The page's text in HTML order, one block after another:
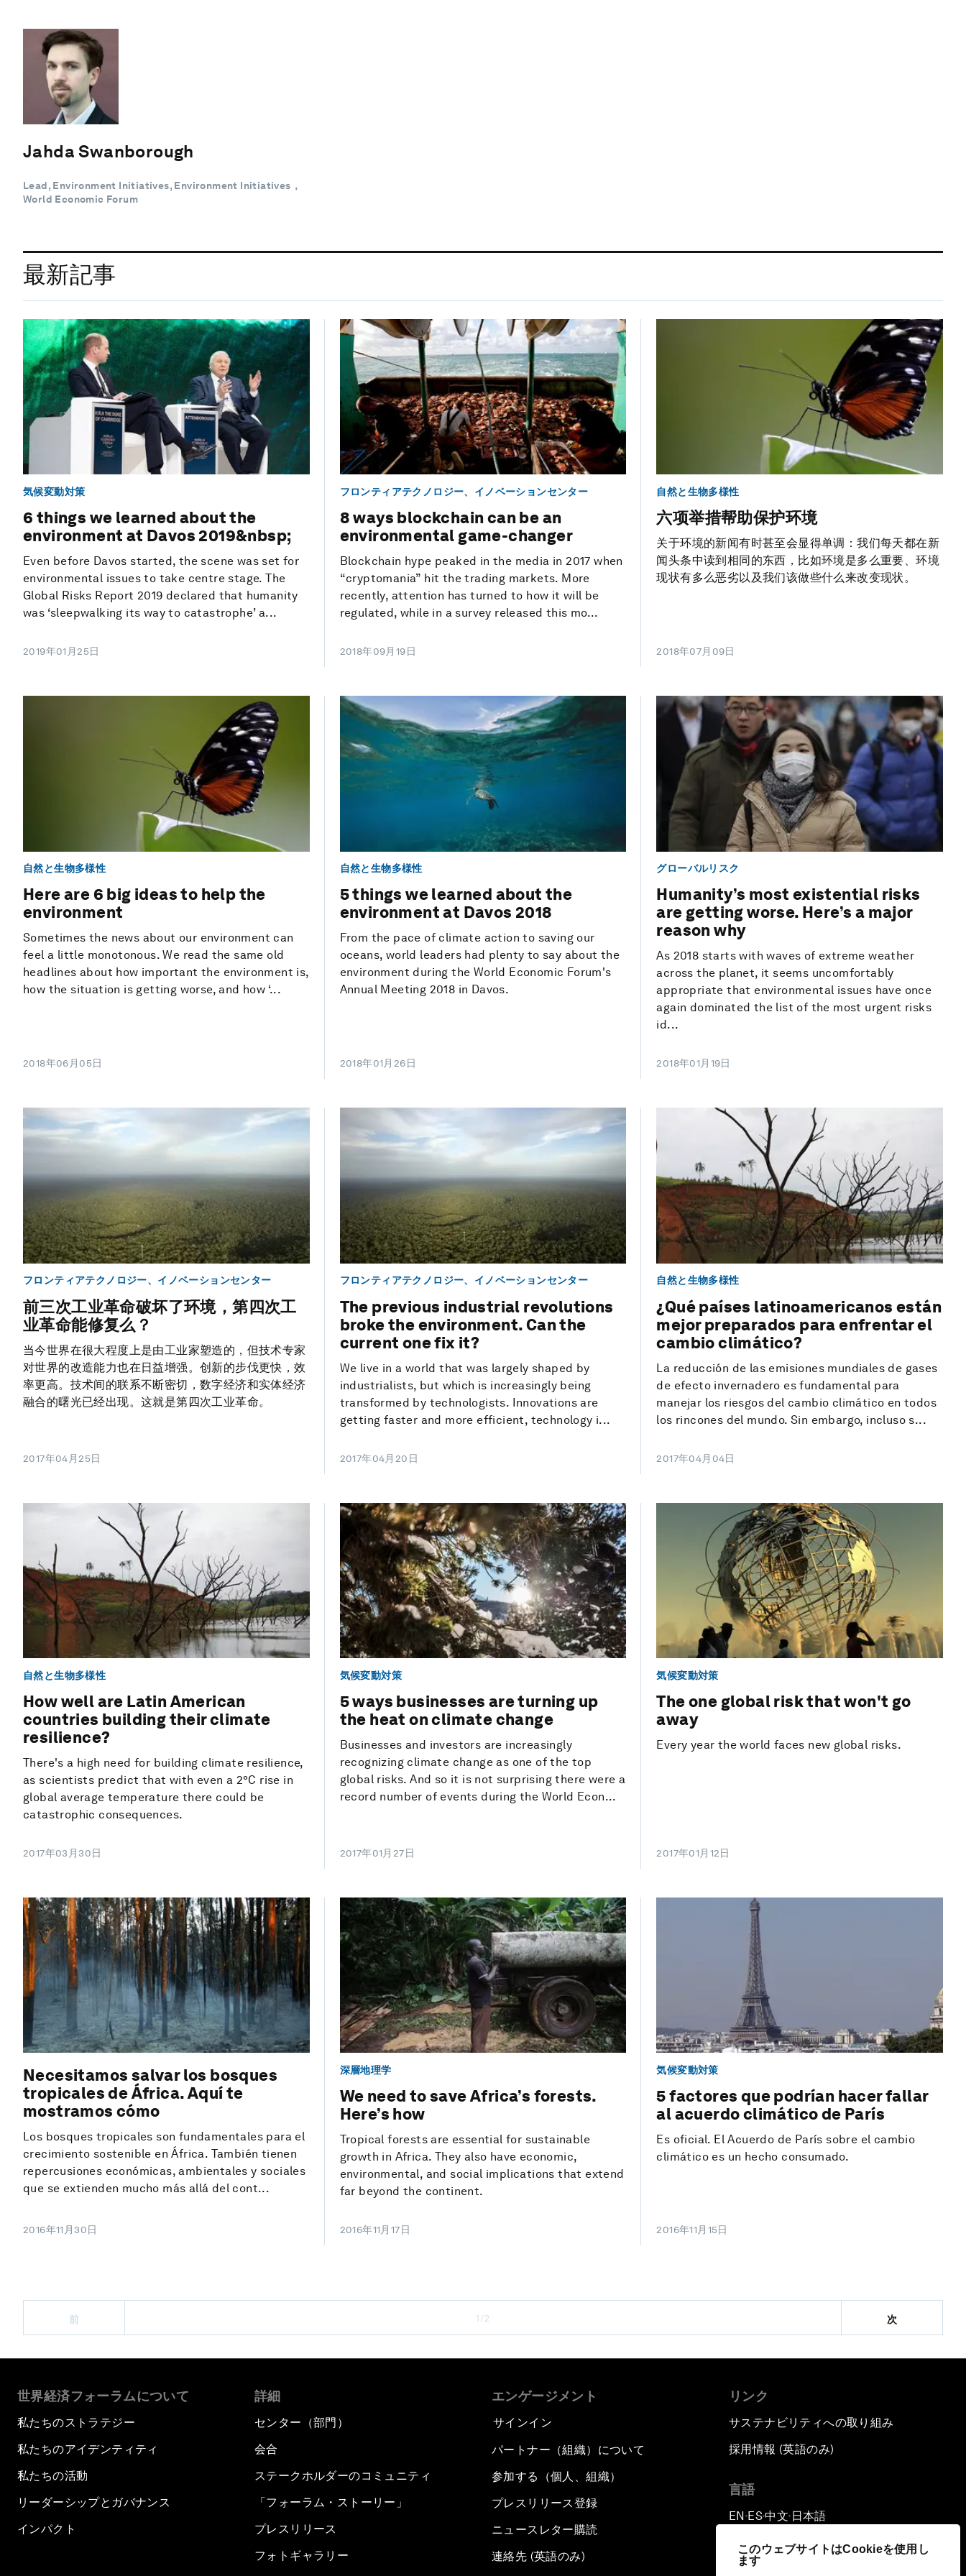
このウェブサイトはCookieを使用し
ます
Jahda Swanborough
Lead, Environment Initiatives, Environment Initiatives，
World Economic Forum
最新記事
気候変動対策
6 things we learned about the
environment at Davos 2019&nbsp;
Even before Davos started, the scene was set for
environmental issues to take centre stage. The
Global Risks Report 2019 declared that humanity
was ‘sleepwalking its way to catastrophe’ a...
2019年01月25日
フロンティアテクノロジー、イノベーションセンター
8 ways blockchain can be an
environmental game-changer
Blockchain hype peaked in the media in 2017 when
“cryptomania” hit the trading markets. More
recently, attention has turned to how it will be
regulated, while in a survey released this mo...
2018年09月19日
自然と生物多様性
六项举措帮助保护环境
关于环境的新闻有时甚至会显得单调：我们每天都在新
闻头条中读到相同的东西，比如环境是多么重要、环境
现状有多么恶劣以及我们该做些什么来改变现状。
2018年07月09日
自然と生物多様性
Here are 6 big ideas to help the
environment
Sometimes the news about our environment can
feel a little monotonous. We read the same old
headlines about how important the environment is,
how the situation is getting worse, and how ‘...
2018年06月05日
自然と生物多様性
5 things we learned about the
environment at Davos 2018
From the pace of climate action to saving our
oceans, world leaders had plenty to say about the
environment during the World Economic Forum's
Annual Meeting 2018 in Davos.
2018年01月26日
グローバルリスク
Humanity’s most existential risks
are getting worse. Here’s a major
reason why
As 2018 starts with waves of extreme weather
across the planet, it seems uncomfortably
appropriate that environmental issues have once
again dominated the list of the most urgent risks
id...
2018年01月19日
フロンティアテクノロジー、イノベーションセンター
前三次工业革命破坏了环境，第四次工
业革命能修复么？
当今世界在很大程度上是由工业家塑造的，但技术专家
对世界的改造能力也在日益增强。创新的步伐更快，效
率更高。技术间的联系不断密切，数字经济和实体经济
融合的曙光已经出现。这就是第四次工业革命。
2017年04月25日
フロンティアテクノロジー、イノベーションセンター
The previous industrial revolutions
broke the environment. Can the
current one fix it?
We live in a world that was largely shaped by
industrialists, but which is increasingly being
transformed by technologists. Innovations are
getting faster and more efficient, technology i...
2017年04月20日
自然と生物多様性
¿Qué países latinoamericanos están
mejor preparados para enfrentar el
cambio climático?
La reducción de las emisiones mundiales de gases
de efecto invernadero es fundamental para
manejar los riesgos del cambio climático en todos
los rincones del mundo. Sin embargo, incluso s...
2017年04月04日
自然と生物多様性
How well are Latin American
countries building their climate
resilience?
There's a high need for building climate resilience,
as scientists predict that with even a 2°C rise in
global average temperature there could be
catastrophic consequences.
2017年03月30日
気候変動対策
5 ways businesses are turning up
the heat on climate change
Businesses and investors are increasingly
recognizing climate change as one of the top
global risks. And so it is not surprising there were a
record number of events during the World Econ...
2017年01月27日
気候変動対策
The one global risk that won't go
away
Every year the world faces new global risks.
2017年01月12日
Necesitamos salvar los bosques
tropicales de África. Aquí te
mostramos cómo
Los bosques tropicales son fundamentales para el
crecimiento sostenible en África. También tienen
repercusiones económicas, ambientales y sociales
que se extienden mucho más allá del cont...
2016年11月30日
深層地理学
We need to save Africa’s forests.
Here’s how
Tropical forests are essential for sustainable
growth in Africa. They also have economic,
environmental, and social implications that extend
far beyond the continent.
2016年11月17日
気候変動対策
5 factores que podrían hacer fallar
al acuerdo climático de París
Es oficial. El Acuerdo de París sobre el cambio
climático es un hecho consumado.
2016年11月15日
前 1/2 次
世界経済フォーラムについて
私たちのストラテジー
私たちのアイデンティティ
私たちの活動
リーダーシップとガバナンス
インパクト
詳細
センター（部門）
会合
ステークホルダーのコミュニティ
「フォーラム・ストーリー」
プレスリリース
フォトギャラリー
エンゲージメント
サインイン
パートナー（組織）について
参加する（個人、組織）
プレスリリース登録
ニュースレター購読
連絡先 (英語のみ)
リンク
サステナビリティへの取り組み
採用情報 (英語のみ)
言語
EN ▪ES▪中文▪ 日本語